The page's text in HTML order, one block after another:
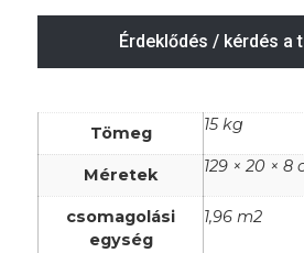
Érdeklődés / kérdés a
Tömeg 15 kg
Méretek 129 × 20 × 8
csomagolási
egység
1,96 m2